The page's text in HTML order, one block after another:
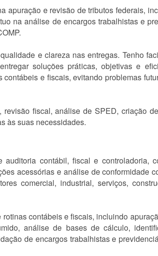
apuração e revisão de tributos federais,
na análise de encargos trabalhistas e
e clareza nas entregas. Tenho
soluções práticas, objetivas e
e fiscais, evitando problemas
fiscal, análise de SPED, criação
às suas necessidades.
contábil, fiscal e controladoria,
acessórias e análise de conformidade
comercial, industrial, serviços,
contábeis e fiscais, incluindo
análise de bases de cálculo,
de encargos trabalhistas e